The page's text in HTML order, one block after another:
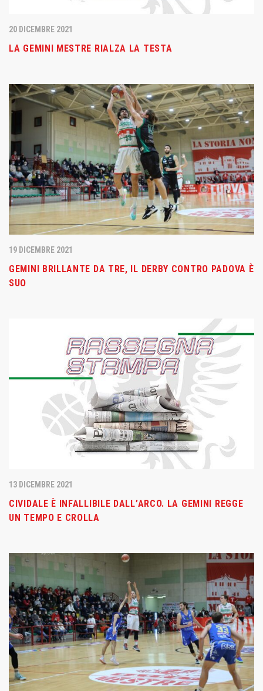
20 DICEMBRE 2021
LA GEMINI MESTRE RIALZA LA TESTA
19 DICEMBRE 2021
GEMINI BRILLANTE DA TRE, IL DERBY CONTRO PADOVA È
SUO
13 DICEMBRE 2021
CIVIDALE È INFALLIBILE DALL’ARCO. LA GEMINI REGGE
UN TEMPO E CROLLA